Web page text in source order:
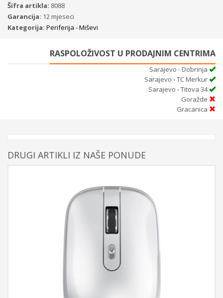
Šifra artikla: 8088
Garancija: 12 mjeseci
Kategorija: Periferija - Miševi
RASPOLOŽIVOST U PRODAJNIM CENTRIMA
Sarajevo - Dobrinja
Sarajevo - TC Merkur
Sarajevo - Titova 34
Goražde
Gracanica
DRUGI ARTIKLI IZ NAŠE PONUDE